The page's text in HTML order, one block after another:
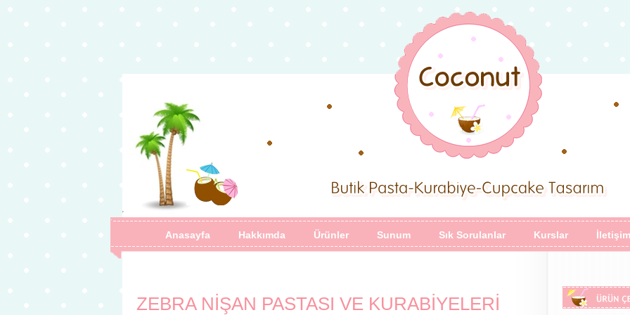
İletişim
Kurslar
Sık Sorulanlar
Sunum
Ürünler
Hakkımda
Anasayfa
ZEBRA NİŞAN PASTASI VE KURABİYELERİ